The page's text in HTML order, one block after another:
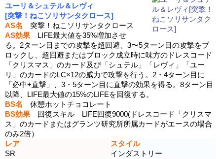
ユーリ＆シュテル＆レヴィ
[突撃！ねこソリサンタクロース]
AS名 突撃！ねこソリサンタクロース
AS効果 LIFE最大値を35%増加させ
る。2ターン目までの攻撃を超回避、3〜5ターン目の攻撃をブ
ロックし、超回避またはブロック成立時に味方のドレスコード
「クリスマス」のカード及び「シュテル」「レヴィ」「ユー
リ」のカードのLC×12の威力で攻撃を行う。2・4ターン目に
「必中+直撃」、3・5ターン目に直撃の効果を得る。8ターン目
以降、LIFE最大値の15%のLIFEを回復する。
BS名 休憩ホットチョコレート
BS効果 回復スキル LIFE回復9000(ドレスコード「クリスマ
ス」のカードまたはグランツ研究所所属カードがエースの場合
のみ2倍）
レア
スタイル
SR
インダストリー